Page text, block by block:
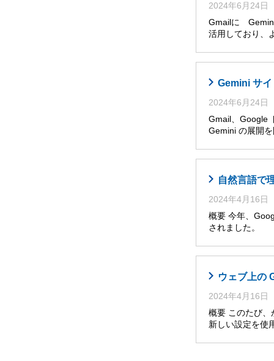
2024年6月24日
Gmailに Gemini
活用しており、
Gemini サ
2024年6月24日
Gmail、Google
Gemini の展開
自然言語で
2024年4月16日
概要 今年、
されました。
ウェブ上の
2024年4月16日
概要 このたび、
新しい設定を使